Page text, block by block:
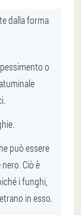
dalla forma
o
può essere
Ciò è
i funghi,
in esso.